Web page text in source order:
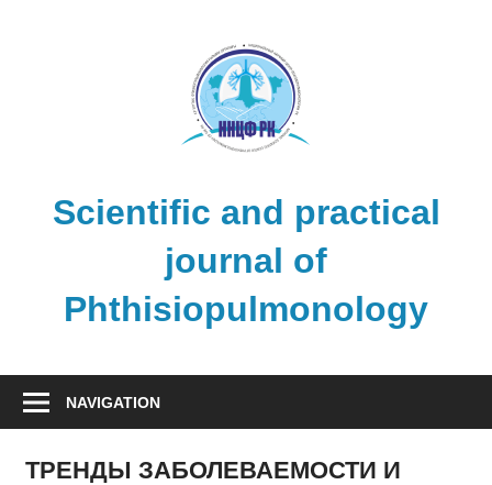
Scientific and practical
journal of
Phthisiopulmonology
NAVIGATION
ТРЕНДЫ ЗАБОЛЕВАЕМОСТИ И